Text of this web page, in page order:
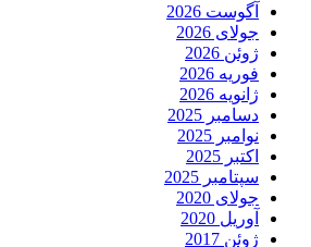
آگوست 2026
جولای 2026
ژوئن 2026
فوریه 2026
ژانویه 2026
دسامبر 2025
نوامبر 2025
اکتبر 2025
سپتامبر 2025
جولای 2020
آوریل 2020
ژوئن 2017